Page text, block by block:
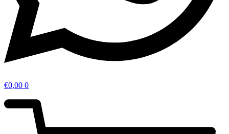
€0,00 0